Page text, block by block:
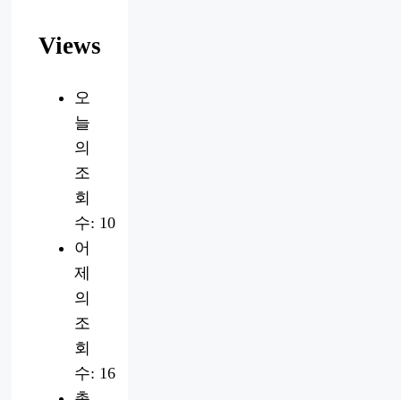
Views
오
늘
의
조
회
수: 10
어
제
의
조
회
수: 16